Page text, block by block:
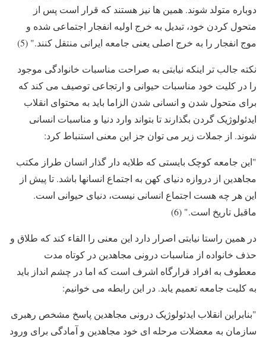
دوباره متولد شوند. همین ها نیز هستند که قرار است پس از
متحول کردن خود، تبدیل به خرج اولیه انفجار اجتماعی شده و
موج انفجار را به خرج اصلی یعنی جامعه ایرانی منتقل کنند." (5)
نکته جالب تر اینکه نیابتی به صراحت مناسبات خانوادگی موجود
را در کلیت خود مناسبات حیوانی و ارتجاعی توصیف می کند که
برای متحول شدن و انسانی شدن الزاما باید به محتوای انقلاب
ایدئولوژیک گردن بگذارند تا بتواند وارد دنیا و مناسبات انسانی
شوند. از جملات زیر می توان جز این معنی استنباط کرد:
"این جامعه کوچک بایستی که طلایه دار گذار انسان طراز مکتب
مجاهدین از دروازه دنیای کهن به اجتماع انسانها باشد. تا پیش از
این هر چه هست اجتماع انسانی نیست، دنیای حیوانی است.
ماقبل تاریخ است." (6)
در همین راستا نیابتی اصرار دارد این معنی را القاء کند که طلاق و
حذف خانواده از مناسبات درونی مجاهدین در کوتاه مدت
معطوف به افراد قرارگاه اشرف است که اما در چشم انداز باید
به کلیت جامعه تعمیم یابد. در این رابطه می خوانیم:
"بنابراین انقلاب ایدئولوژیک درونی مجاهدین پاسخ مشخص رهبری
سازمان به معضلات مرحله ای خود مجاهدین و آمادگی برای ورود